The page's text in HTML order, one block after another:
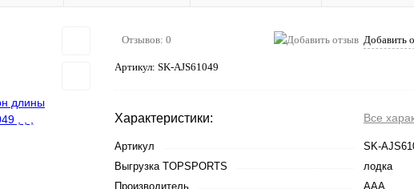
Отзывов: 0 Добавить
Артикул: SK-AJS61049
Характеристики: Все
Артикул
SK-
Выгрузка TOPSPORTS
лодка
Производитель
AAA